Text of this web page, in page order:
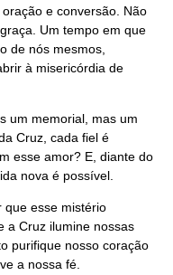
e conversão. Não
Um tempo em que
de nós mesmos,
à misericórdia de
um memorial, mas um
Cruz, cada fiel é
esse amor? E, diante do
nova é possível.
que esse mistério
a Cruz ilumine nossas
purifique nosso coração
a nossa fé.